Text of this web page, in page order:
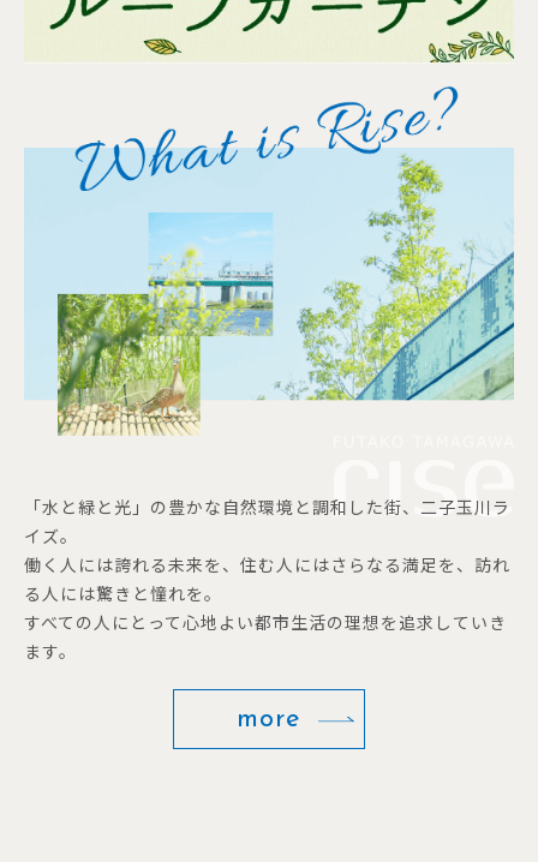
「水と緑と光」の豊かな自然環境と調和した街、二子玉川ラ
イズ。
働く人には誇れる未来を、住む人にはさらなる満足を、訪れ
る人には驚きと憧れを。
すべての人にとって心地よい都市生活の理想を追求していき
ます。
more